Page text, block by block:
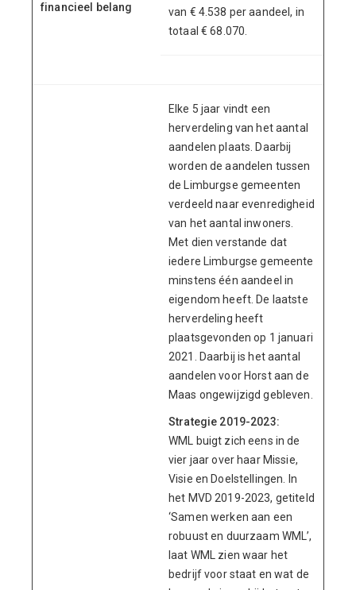
financieel belang
van € 4.538 per aandeel, in
totaal € 68.070.
Elke 5 jaar vindt een
herverdeling van het aantal
aandelen plaats. Daarbij
worden de aandelen tussen
de Limburgse gemeenten
verdeeld naar evenredigheid
van het aantal inwoners.
Met dien verstande dat
iedere Limburgse gemeente
minstens één aandeel in
eigendom heeft. De laatste
herverdeling heeft
plaatsgevonden op 1 januari
2021. Daarbij is het aantal
aandelen voor Horst aan de
Maas ongewijzigd gebleven.
Strategie 2019-2023:
WML buigt zich eens in de
vier jaar over haar Missie,
Visie en Doelstellingen. In
het MVD 2019-2023, getiteld
‘Samen werken aan een
robuust en duurzaam WML’,
laat WML zien waar het
bedrijf voor staat en wat de